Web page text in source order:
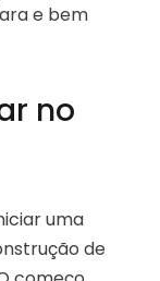
e bem
no
uma
de